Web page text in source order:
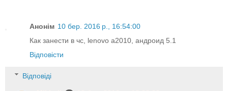
Анонім 10 бер. 2016 р., 16:54:00
Как занести в чс, lenovo a2010, андроид 5.1
Відповісти
Відповіді